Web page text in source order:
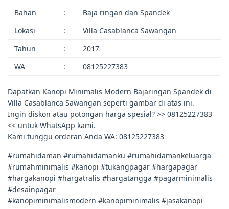
Bahan
:
Baja ringan dan Spandek
Lokasi
:
Villa Casablanca Sawangan
Tahun
:
2017
WA
: 08125227383
Dapatkan Kanopi Minimalis Modern Bajaringan Spandek di
Villa Casablanca Sawangan seperti gambar di atas ini.
Ingin diskon atau potongan harga spesial? >> 08125227383
<< untuk WhatsApp kami.
Kami tunggu orderan Anda WA: 08125227383
#rumahidaman #rumahidamanku #rumahidamankeluarga
#rumahminimalis #kanopi #tukangpagar #hargapagar
#hargakanopi #hargatralis #hargatangga #pagarminimalis
#desainpagar
#kanopiminimalismodern #kanopiminimalis #jasakanopi